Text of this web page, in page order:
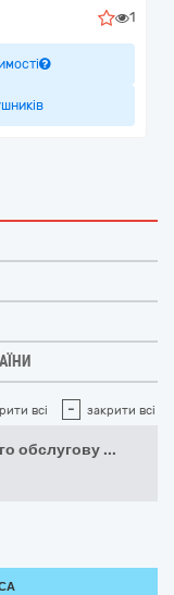
1
всі - закрити всі
обслугову ...